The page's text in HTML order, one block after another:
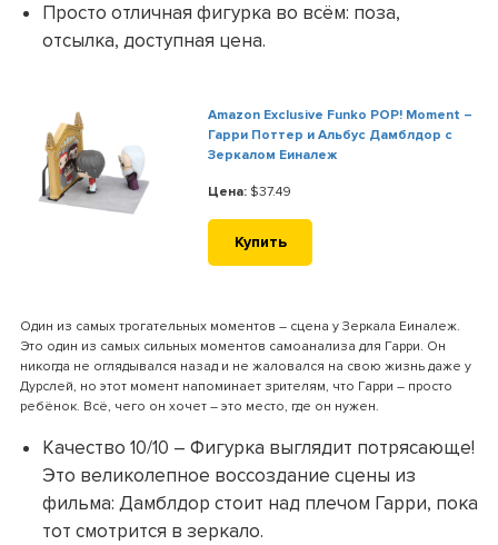
Просто отличная фигурка во всём: поза,
отсылка, доступная цена.
Amazon Exclusive Funko POP! Moment –
Гарри Поттер и Альбус Дамблдор с
Зеркалом Еиналеж
Цена: $37.49
Купить
Один из самых трогательных моментов – сцена у Зеркала Еиналеж.
Это один из самых сильных моментов самоанализа для Гарри. Он
никогда не оглядывался назад и не жаловался на свою жизнь даже у
Дурслей, но этот момент напоминает зрителям, что Гарри – просто
ребёнок. Всё, чего он хочет – это место, где он нужен.
Качество 10/10 – Фигурка выглядит потрясающе!
Это великолепное воссоздание сцены из
фильма: Дамблдор стоит над плечом Гарри, пока
тот смотрится в зеркало.